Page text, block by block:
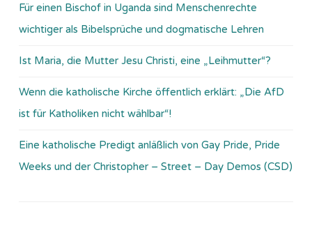
Für einen Bischof in Uganda sind Menschenrechte
wichtiger als Bibelsprüche und dogmatische Lehren
Ist Maria, die Mutter Jesu Christi, eine „Leihmutter“?
Wenn die katholische Kirche öffentlich erklärt: „Die AfD
ist für Katholiken nicht wählbar“!
Eine katholische Predigt anläßlich von Gay Pride, Pride
Weeks und der Christopher – Street – Day Demos (CSD)